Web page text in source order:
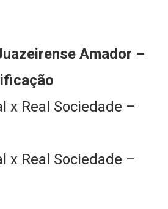
Amador –
x Real Sociedade –
x Real Sociedade –